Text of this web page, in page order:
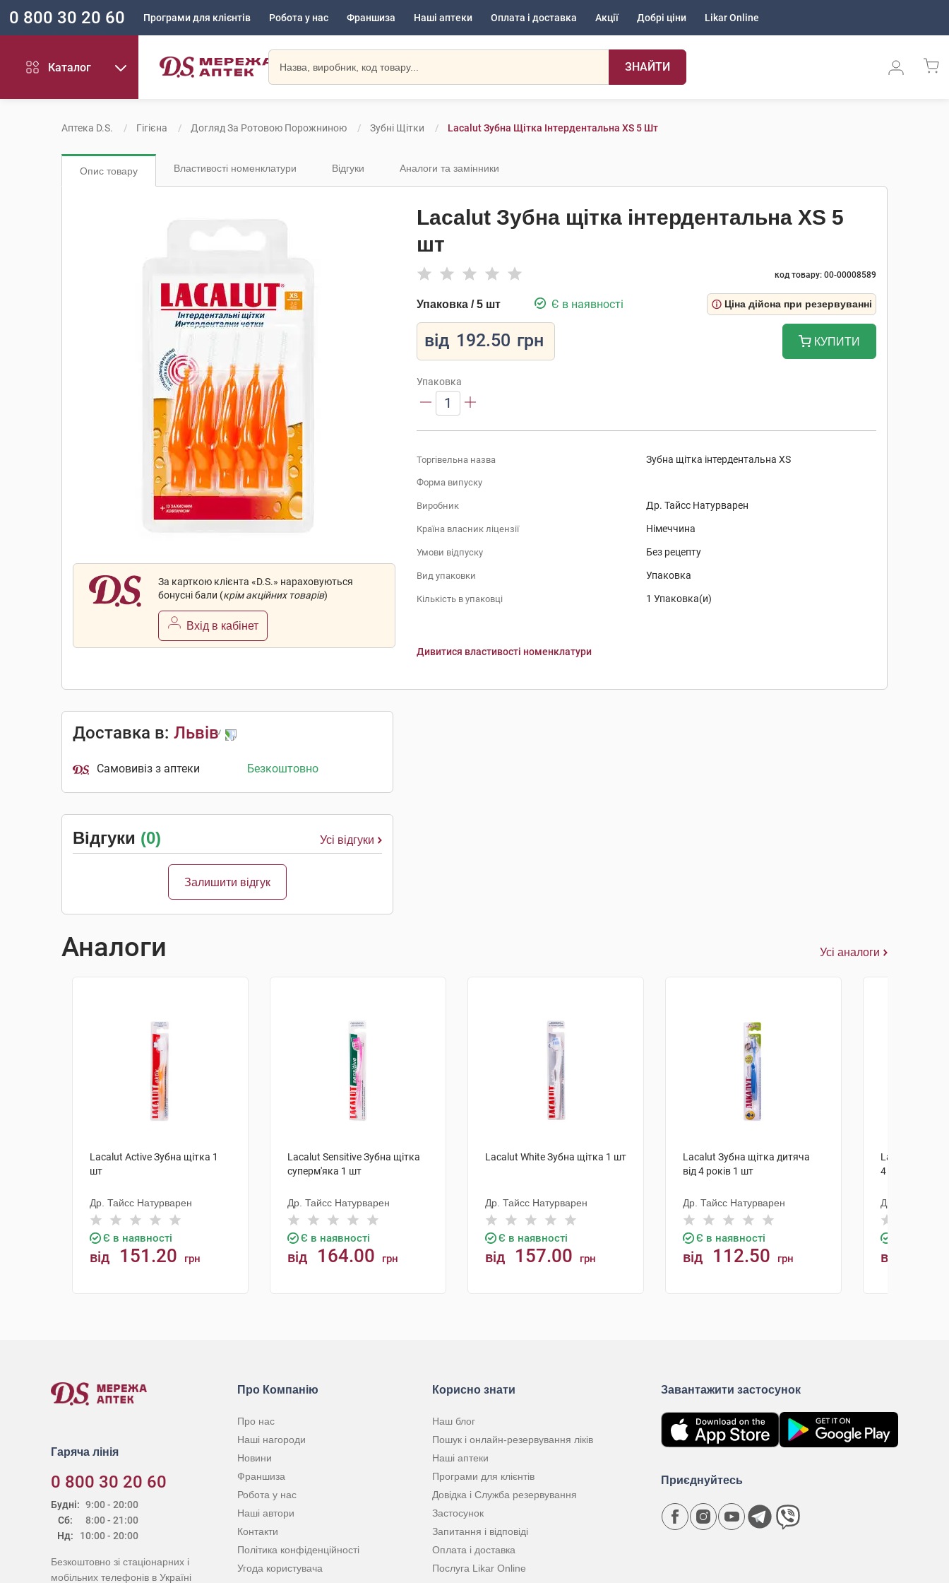
0 800 30 20 60 Програми для клієнтів Робота у нас Франшиза Наші аптеки Оплата і доставка Акції Добрі ціни Likar Online
Каталог ЗНАЙТИ
Аптека D.S. Гігієна Догляд За Ротовою Порожниною Зубні Щітки Lacalut Зубна Щітка Інтердентальна XS 5 Шт
Опис товару Властивості номенклатури Відгуки Аналоги та замінники
За карткою клієнта «D.S.» нараховуються
бонусні бали (крім акційних товарів)
Вхід в кабінет
Lacalut Зубна щітка інтердентальна XS 5
шт
код товару: 00-00008589
Упаковка / 5 шт Є в наявності Ціна дійсна при резервуванні
від 192.50 грн КУПИТИ
Упаковка
1
Торгівельна назва Зубна щітка інтердентальна XS
Форма випуску
Виробник Др. Тайсс Натурварен
Країна власник ліцензії Німеччина
Умови відпуску Без рецепту
Вид упаковки Упаковка
Кількість в упаковці 1 Упаковка(и)
Дивитися властивості номенклатури
Доставка в: Львів
Самовивіз з аптеки Безкоштовно
Відгуки (0) Усі відгуки
Залишити відгук
Аналоги Усі аналоги
Lacalut Active Зубна щітка 1
шт
Др. Тайсс Натурварен
Є в наявності
від 151.20 грн
Lacalut Sensitive Зубна щітка
суперм'яка 1 шт
Др. Тайсс Натурварен
Є в наявності
від 164.00 грн
Lacalut White Зубна щітка 1 шт
Др. Тайсс Натурварен
Є в наявності
від 157.00 грн
Lacalut Зубна щітка дитяча
від 4 років 1 шт
Др. Тайсс Натурварен
Є в наявності
від 112.50 грн
Lacalut Зубна
4 років 1 шт
Др. Тайсс
від
Гаряча лінія
0 800 30 20 60
Будні:
Сб:
Нд:
9:00 - 20:00
8:00 - 21:00
10:00 - 20:00
Безкоштовно зі стаціонарних і
мобільних телефонів в Україні
Про Компанію
Про нас
Наші нагороди
Новини
Франшиза
Робота у нас
Наші автори
Контакти
Політика конфіденційності
Угода користувача
Корисно знати
Наш блог
Пошук і онлайн-резервування ліків
Наші аптеки
Програми для клієнтів
Довідка і Служба резервування
Застосунок
Запитання і відповіді
Оплата і доставка
Послуга Likar Online
Завантажити застосунок
Приєднуйтесь